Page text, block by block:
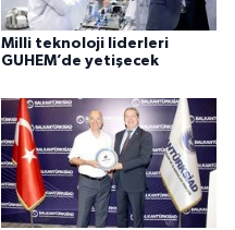
Milli teknoloji liderleri
GUHEM’de yetişecek